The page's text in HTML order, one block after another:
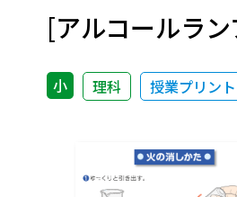
[アルコールラ
小 理科 授業プリン